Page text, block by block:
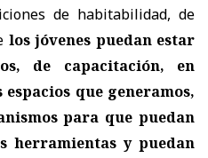
de habitabilidad, de
los jóvenes puedan estar
de capacitación, en
que generamos,
para que puedan
herramientas y puedan